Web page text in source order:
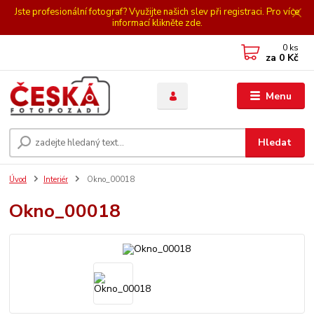
Jste profesionální fotograf? Využijte našich slev při registraci. Pro více
informací klikněte zde.
Menu
Hledat
0 ks
za 0 Kč
Úvod Interiér Okno_00018
Okno_00018